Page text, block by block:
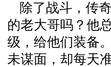
除了战斗，传
的老大哥吗？他
级，给他们装备
未谋面，却每天